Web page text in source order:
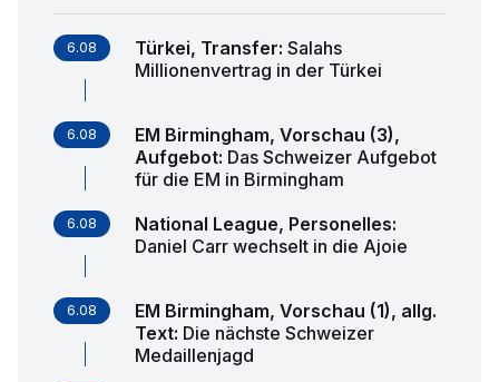
6.08 Türkei, Transfer: Salahs
Millionenvertrag in der Türkei
6.08
EM Birmingham, Vorschau (3),
Aufgebot: Das Schweizer Aufgebot
für die EM in Birmingham
6.08 National League, Personelles:
Daniel Carr wechselt in die Ajoie
6.08
EM Birmingham, Vorschau (1), allg.
Text: Die nächste Schweizer
Medaillenjagd